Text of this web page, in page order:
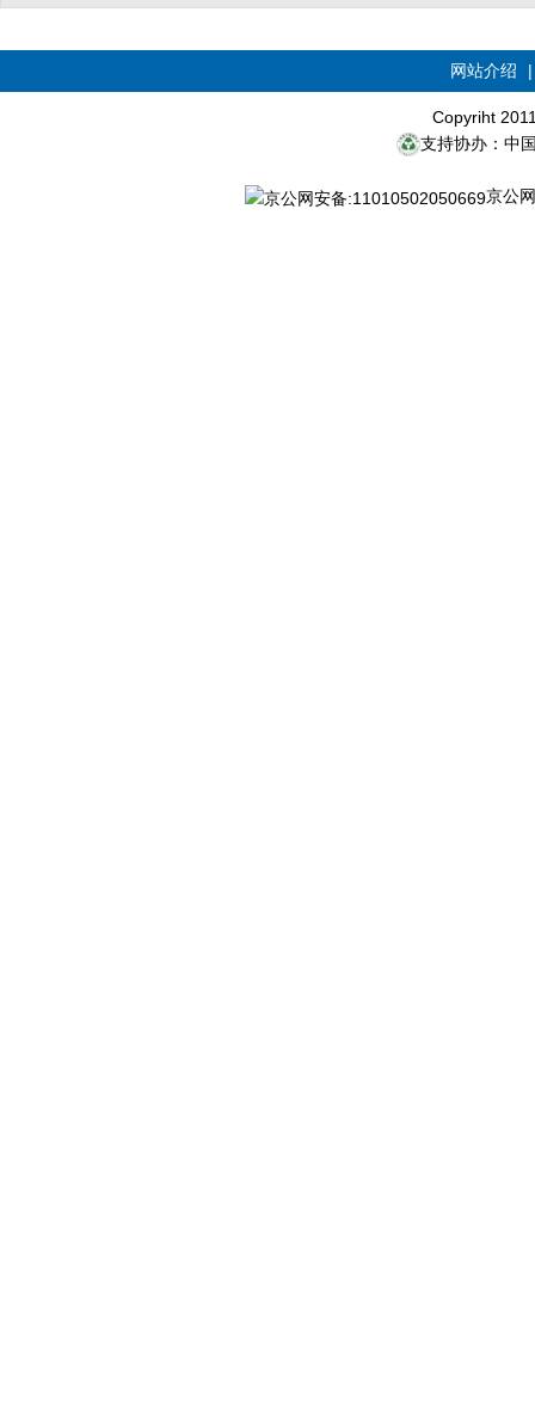
网站介绍
Copyriht
支持协办：中
京公